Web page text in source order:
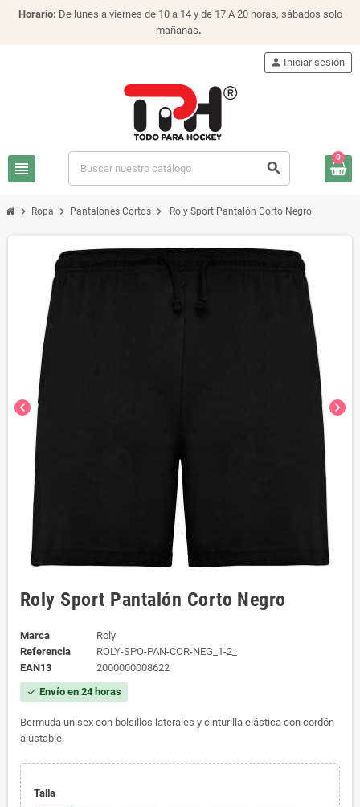
Horario: De lunes a viernes de 10 a 14 y de 17 A 20 horas, sábados solo
mañanas.
view_headline search
person Iniciar sesión
0
chevron_right Ropa chevron_right Pantalones Cortos chevron_right Roly Sport Pantalón Corto Negro
chevron_left chevron_right
Roly Sport Pantalón Corto Negro
Marca
Roly
Referencia
ROLY-SPO-PAN-COR-NEG_1-2_
EAN13
2000000008622
check Envío en 24 horas
Bermuda unisex con bolsillos laterales y cinturilla elástica con cordón
ajustable.
Talla